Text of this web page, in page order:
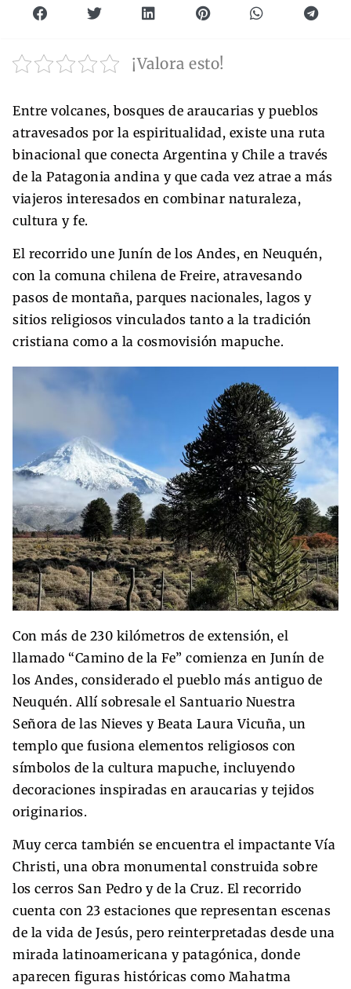
¡Valora esto!
Entre volcanes, bosques de araucarias y pueblos
atravesados por la espiritualidad, existe una ruta
binacional que conecta Argentina y Chile a través
de la Patagonia andina y que cada vez atrae a más
viajeros interesados en combinar naturaleza,
cultura y fe.
El recorrido une Junín de los Andes, en Neuquén,
con la comuna chilena de Freire, atravesando
pasos de montaña, parques nacionales, lagos y
sitios religiosos vinculados tanto a la tradición
cristiana como a la cosmovisión mapuche.
Con más de 230 kilómetros de extensión, el
llamado “Camino de la Fe” comienza en Junín de
los Andes, considerado el pueblo más antiguo de
Neuquén. Allí sobresale el Santuario Nuestra
Señora de las Nieves y Beata Laura Vicuña, un
templo que fusiona elementos religiosos con
símbolos de la cultura mapuche, incluyendo
decoraciones inspiradas en araucarias y tejidos
originarios.
Muy cerca también se encuentra el impactante Vía
Christi, una obra monumental construida sobre
los cerros San Pedro y de la Cruz. El recorrido
cuenta con 23 estaciones que representan escenas
de la vida de Jesús, pero reinterpretadas desde una
mirada latinoamericana y patagónica, donde
aparecen figuras históricas como Mahatma